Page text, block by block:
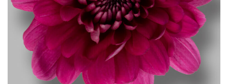
ENGLISH NEDERLANDS DEUTSCH FRANÇAIS РУССКИЙ POLSKI